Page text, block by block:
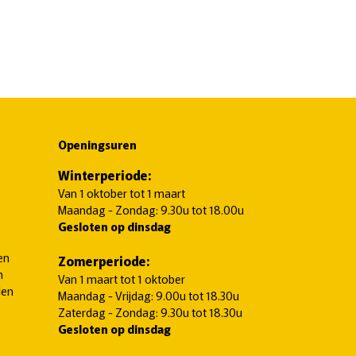
Openingsuren
Winterperiode:
Van 1 oktober tot 1 maart
Maandag - Zondag: 9.30u tot 18.00u
Gesloten op dinsdag
Zomerperiode:
Van 1 maart tot 1 oktober
Maandag - Vrijdag: 9.00u tot 18.30u
Zaterdag - Zondag: 9.30u tot 18.30u
Gesloten op dinsdag